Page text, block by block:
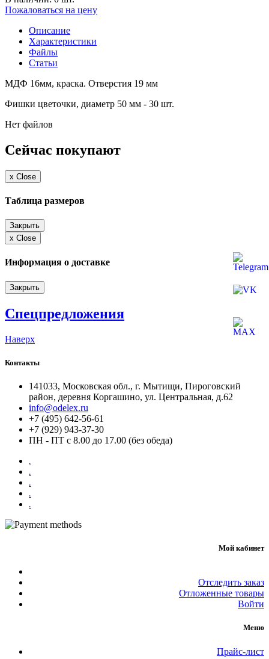
Пожаловаться на цену
Описание
Характеристики
Файлы
Статьи
МДФ 16мм, краска. Отверстия 19 мм
Фишки цветочки, диаметр 50 мм - 30 шт.
Нет файлов
Сейчас покупают
x Close
Таблица размеров
Закрыть
x Close
Информация о доставке
Закрыть
Спецпредложения
Наверх
Контакты
141033, Московская обл., г. Мытищи, Пироговский
район, деревня Коргашино, ул. Центральная, д.62
info@odelex.ru
+7 (495) 642-56-61
+7 (929) 943-37-30
ПН - ПТ с 8.00 до 17.00 (без обеда)
.
.
.
.
.
Мой кабинет
Отследить заказ
Отложенные товары
Войти
Меню
Прайс-лист